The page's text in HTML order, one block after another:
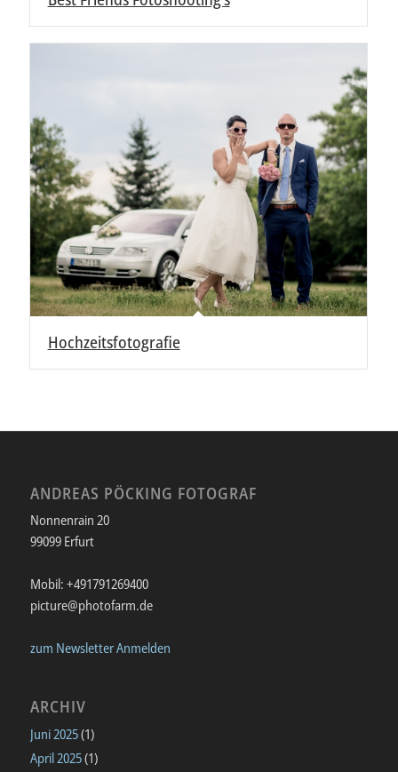
Hochzeitsfotografie
ANDREAS PÖCKING FOTOGRAF
Nonnenrain 20
99099 Erfurt
Mobil: +491791269400
picture@photofarm.de
zum Newsletter Anmelden
ARCHIV
Juni 2025(1)
April 2025(1)